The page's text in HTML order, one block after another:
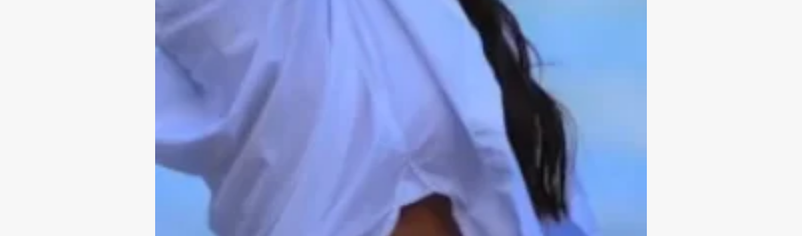
DOLOROSO.
LEVA MESES PARA VER O RESULTADO.
moldamos cada detalhe para realçar sua forma
natural, sempre de forma proporcional ao seu
corpo.
O desconforto é mínimo e temporário.
Utilizamos técnicas e anestesia local para que
você se sinta confortável durante todo o
processo.
A melhora é visível logo após a sessão, e o
resultado final vai se ajustando nas semanas
seguintes.